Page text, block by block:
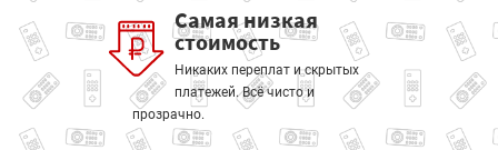
Самая низкая
стоимость
Никаких переплат и скрытых
платежей. Всё чисто и
прозрачно.